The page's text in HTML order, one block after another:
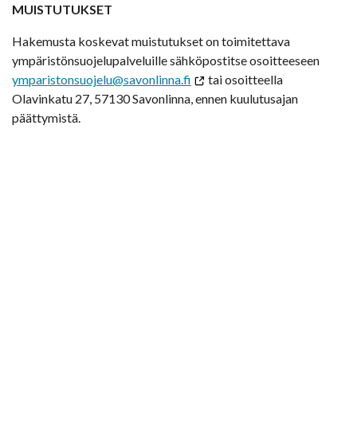
MUISTUTUKSET
Hakemusta koskevat muistutukset on toimitettava
ympäristönsuojelupalveluille sähköpostitse osoitteeseen
ymparistonsuojelu@savonlinna.fi
tai osoitteella
Olavinkatu 27, 57130 Savonlinna, ennen kuulutusajan
päättymistä.